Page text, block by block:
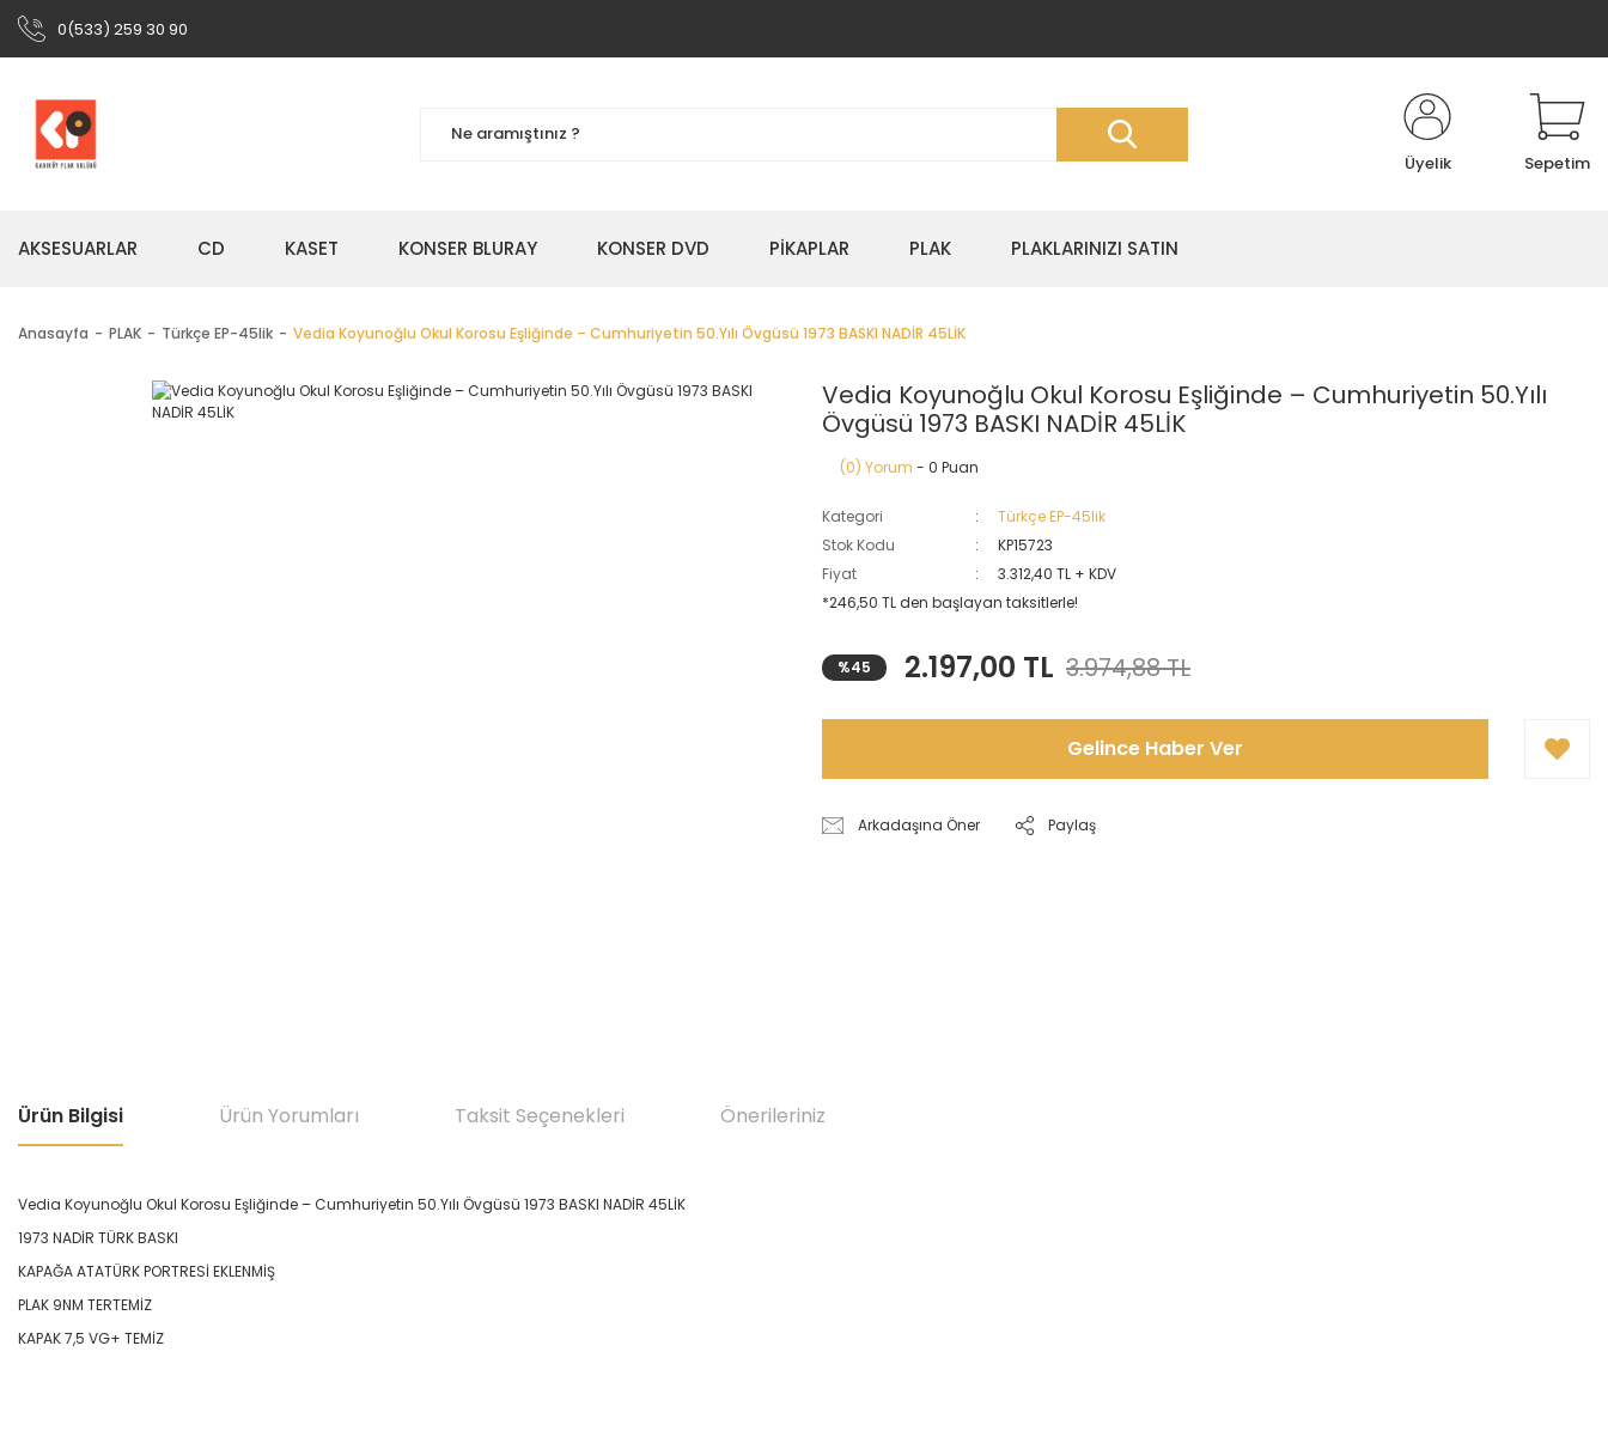
0(533) 259 30 90
Üyelik Sepetim
AKSESUARLAR CD KASET KONSER BLURAY KONSER DVD PİKAPLAR PLAK PLAKLARINIZI SATIN
Anasayfa PLAK Türkçe EP-45lik Vedia Koyunoğlu Okul Korosu Eşliğinde ‎– Cumhuriyetin 50.Yılı Övgüsü 1973 BASKI NADİR 45LİK
Vedia Koyunoğlu Okul Korosu Eşliğinde ‎– Cumhuriyetin 50.Yılı
Övgüsü 1973 BASKI NADİR 45LİK
(0) Yorum - 0 Puan
Kategori
Türkçe EP-45lik
Stok Kodu
KP15723
Fiyat
3.312,40 TL + KDV
*246,50 TL den başlayan taksitlerle!
%45 2.197,00 TL 3.974,88 TL
Gelince Haber Ver
Arkadaşına Öner Paylaş
Ürün Bilgisi Ürün Yorumları Taksit Seçenekleri Önerileriniz
Vedia Koyunoğlu Okul Korosu Eşliğinde ‎– Cumhuriyetin 50.Yılı Övgüsü 1973 BASKI NADİR 45LİK
1973 NADİR TÜRK BASKI
KAPAĞA ATATÜRK PORTRESİ EKLENMİŞ
PLAK 9NM TERTEMİZ
KAPAK 7,5 VG+ TEMİZ